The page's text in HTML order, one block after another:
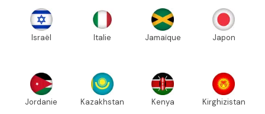
Israël Italie Jamaïque Japon
Jordanie Kazakhstan Kenya Kirghizistan